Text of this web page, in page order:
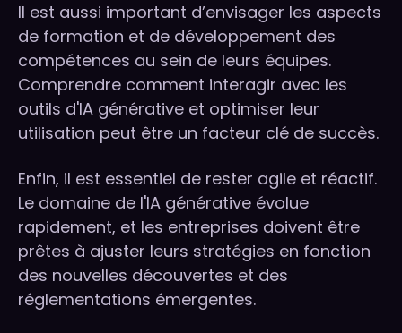
Il est aussi important d’envisager les aspects
de formation et de développement des
compétences au sein de leurs équipes.
Comprendre comment interagir avec les
outils d'IA générative et optimiser leur
utilisation peut être un facteur clé de succès.
Enfin, il est essentiel de rester agile et réactif.
Le domaine de l'IA générative évolue
rapidement, et les entreprises doivent être
prêtes à ajuster leurs stratégies en fonction
des nouvelles découvertes et des
réglementations émergentes.